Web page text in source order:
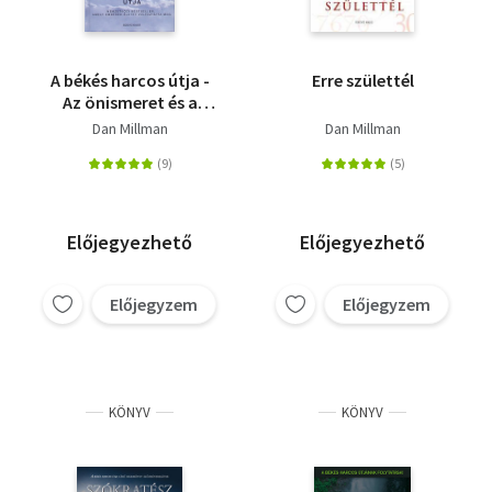
A békés harcos útja -
Az önismeret és a
megvilágosodás felé
Dan Millman
Előjegyezhető
Előjegyzem
Erre születtél
Dan Millman
Előjegyezhető
Előjegyzem
KÖNYV KÖNYV